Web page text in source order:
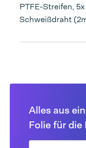
PTFE-Streifen,
Schweißdraht
Alles aus
Folie für die